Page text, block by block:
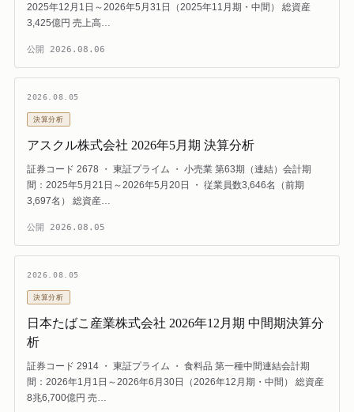
2025年12月1日～2026年5月31日（2025年11月期・中間） 総資産
3,425億円 売上高…
公開 2026.08.06
2026.08.05
決算分析
アスクル株式会社 2026年5月期 決算分析
証券コード 2678 ・ 東証プライム ・ 小売業 第63期（連結）会計期
間：2025年5月21日～2026年5月20日 ・ 従業員数3,646名（前期
3,697名） 総資産…
公開 2026.08.05
2026.08.05
決算分析
日本たばこ産業株式会社 2026年12月期 中間期決算分
析
証券コード 2914 ・ 東証プライム ・ 食料品 第一種中間連結会計期
間：2026年1月1日～2026年6月30日（2026年12月期・中間） 総資産
8兆6,700億円 売…